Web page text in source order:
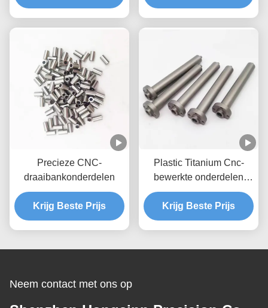
machines
CNC-draaionderdelen
Precieze CNC-
draaibankonderdelen
Krijg Beste Prijs
Plastic Titanium Cnc-
bewerkte onderdelen
Producten
Krijg Beste Prijs
Neem contact met ons op